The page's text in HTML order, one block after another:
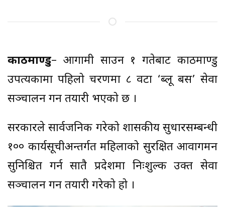
काठमाण्डु– आगामी साउन १ गतेबाट काठमाण्डु
उपत्यकामा पहिलो चरणमा ८ वटा ‘ब्लू बस’ सेवा
सञ्चालन गर्ने तयारी भएको छ ।
सरकारले सार्वजनिक गरेको शासकीय सुधारसम्बन्धी
१०० कार्यसूचीअन्तर्गत महिलाको सुरक्षित आवागमन
सुनिश्चित गर्न सातै प्रदेशमा निःशुल्क उक्त सेवा
सञ्चालन गर्ने तयारी गरेको हो ।